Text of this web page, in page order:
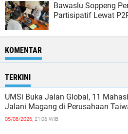
Bawaslu Soppeng
Partisipatif Lewat
KOMENTAR
TERKINI
UMSi Buka Jalan Global, 11
Jalani Magang di Perusahaan
05/08/2026, 21:06 WIB